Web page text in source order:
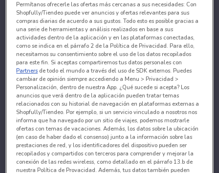
Permítanos ofrecerle las ofertas más cercanas a sus necesidades: Con
Shopfully/Tiendeo puede ver anuncios y ofertas relevantes para sus
compras diarias de acuerdo a sus gustos. Todo esto es posible gracias a
una serie de herramientas y análisis realizados en base a sus
actividades dentro de la aplicación y en las plataformas conectadas,
como se indica en el párrafo 2 de la Política de Privacidad. Para ello,
necesitamos su consentimiento sobre el uso de los datos recopilados
para este fin. Si aceptas compartiremos tus datos personales con
Partners de todo el mundo a través del uso de SDK externos. Puedes
cambiar de opinión siempre accediendo a Menu > Privacidad >
Personalización, dentro de nuestra App. ¿Qué sucede si acepta? Los
anuncios que verá dentro de la aplicación pueden tratar temas
relacionados con su historial de navegación en plataformas externas a
Shopfully/Tiendeo. Por ejemplo, si un servicio vinculado a nosotros nos
informa que ha navegado por un sitio de viajes, podemos mostrarle
ofertas con temas de vacaciones. Además, los datos sobre la ubicación
(en caso de haber dado el consenso) junto a la información sobre las
prestaciones de red, y los identificadores del dispositivo pueden ser
recopilados y compartidos con terceros para comprender y mejorar la
conexión de las redes wireless, como detallado en el párrafo 13.b de
nuestra Política de Provacidad. Además, tus datos también pueden